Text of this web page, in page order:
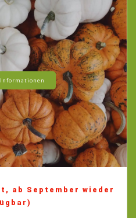
ab September wieder